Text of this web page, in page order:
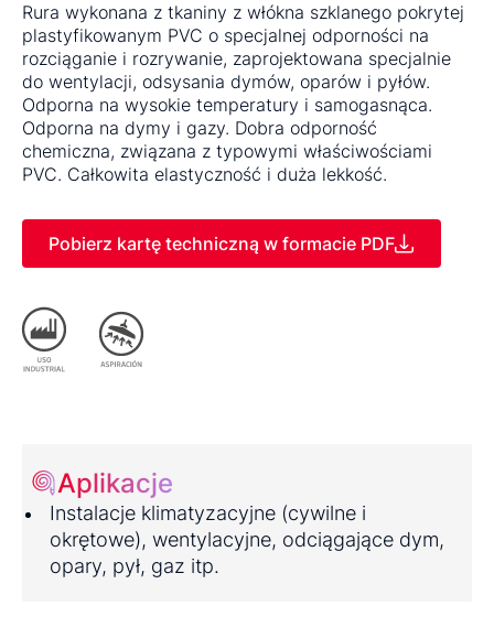
Rura wykonana z tkaniny z włókna szklanego pokrytej
plastyfikowanym PVC o specjalnej odporności na
rozciąganie i rozrywanie, zaprojektowana specjalnie
do wentylacji, odsysania dymów, oparów i pyłów.
Odporna na wysokie temperatury i samogasnąca.
Odporna na dymy i gazy. Dobra odporność
chemiczna, związana z typowymi właściwościami
PVC. Całkowita elastyczność i duża lekkość.
Pobierz kartę techniczną w formacie PDF
Aplikacje
Instalacje klimatyzacyjne (cywilne i
okrętowe), wentylacyjne, odciągające dym,
opary, pył, gaz itp.